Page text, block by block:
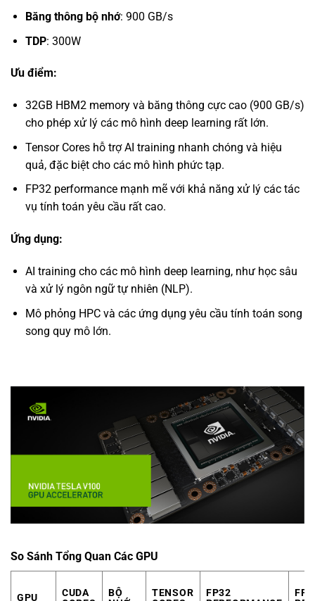
Băng thông bộ nhớ: 900 GB/s
TDP: 300W
Ưu điểm:
32GB HBM2 memory và băng thông cực cao (900 GB/s)
cho phép xử lý các mô hình deep learning rất lớn.
Tensor Cores hỗ trợ AI training nhanh chóng và hiệu
quả, đặc biệt cho các mô hình phức tạp.
FP32 performance mạnh mẽ với khả năng xử lý các tác
vụ tính toán yêu cầu rất cao.
Ứng dụng:
AI training cho các mô hình deep learning, như học sâu
và xử lý ngôn ngữ tự nhiên (NLP).
Mô phỏng HPC và các ứng dụng yêu cầu tính toán song
song quy mô lớn.
So Sánh Tổng Quan Các GPU
GPU
CUDA
BỘ
TENSOR
FP32